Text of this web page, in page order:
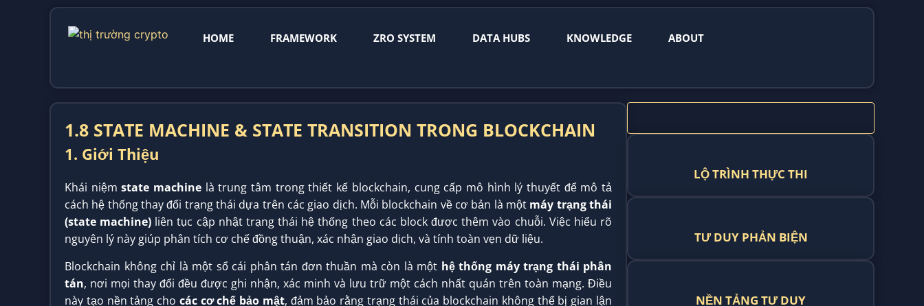
HOME FRAMEWORK ZRO SYSTEM DATA HUBS KNOWLEDGE ABOUT
1.8 STATE MACHINE & STATE TRANSITION TRONG BLOCKCHAIN
1. Giới Thiệu
Khái niệmstate machine là trung tâm trong thiết kế blockchain, cung cấp mô hình lý thuyết để mô tả
cách hệ thống thay đổi trạng thái dựa trên các giao dịch. Mỗi blockchain về cơ bản là một máy trạng thái
(state machine) liên tục cập nhật trạng thái hệ thống theo các block được thêm vào chuỗi. Việc hiểu rõ
nguyên lý này giúp phân tích cơ chế đồng thuận, xác nhận giao dịch, và tính toàn vẹn dữ liệu.
Blockchain không chỉ là một sổ cái phân tán đơn thuần mà còn là một hệ thống máy trạng thái phân
tán, nơi mọi thay đổi đều được ghi nhận, xác minh và lưu trữ một cách nhất quán trên toàn mạng. Điều
này tạo nền tảng cho các cơ chế bảo mật, đảm bảo rằng trạng thái của blockchain không thể bị gian lận
LỘ TRÌNH THỰC THI
TƯ DUY PHẢN BIỆN
NỀN TẢNG TƯ DUY